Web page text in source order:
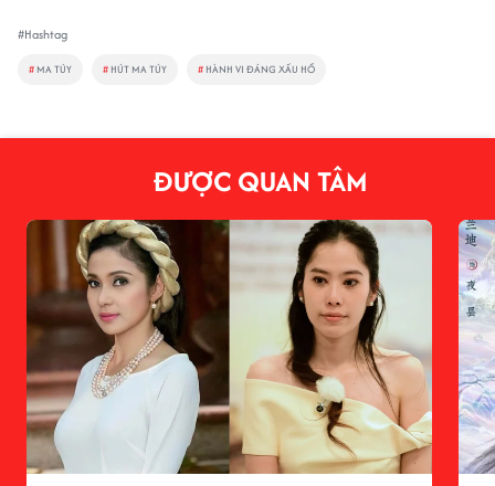
#Hashtag
# MA TÚY # HÚT MA TÚY # HÀNH VI ĐÁNG XẤU HỔ
ĐƯỢC QUAN TÂM